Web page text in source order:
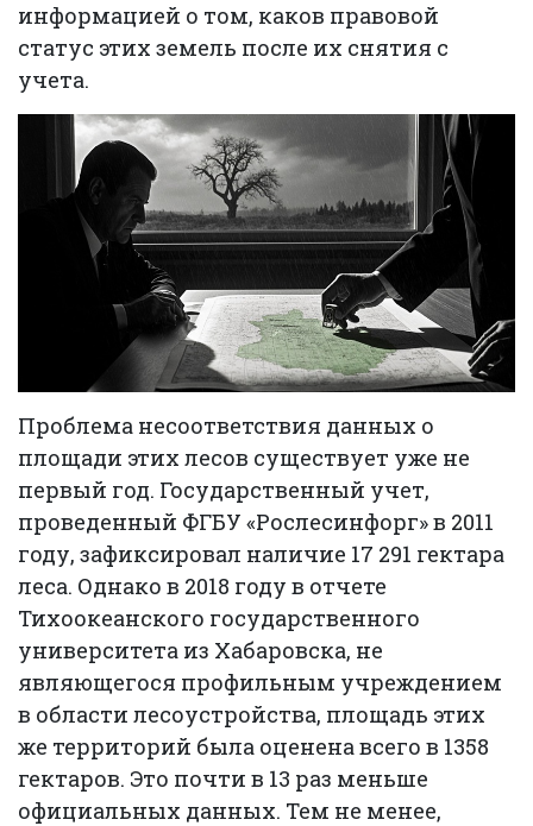
информацией о том, каков правовой
статус этих земель после их снятия с
учета.
Проблема несоответствия данных о
площади этих лесов существует уже не
первый год. Государственный учет,
проведенный ФГБУ «Рослесинфорг» в 2011
году, зафиксировал наличие 17 291 гектара
леса. Однако в 2018 году в отчете
Тихоокеанского государственного
университета из Хабаровска, не
являющегося профильным учреждением
в области лесоустройства, площадь этих
же территорий была оценена всего в 1358
гектаров. Это почти в 13 раз меньше
официальных данных. Тем не менее,